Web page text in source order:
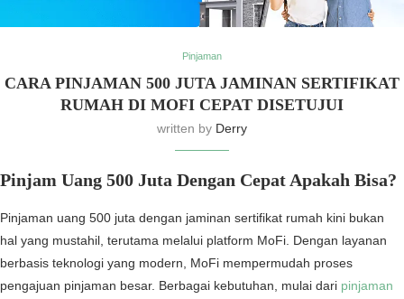
Pinjaman
CARA PINJAMAN 500 JUTA JAMINAN SERTIFIKAT
RUMAH DI MOFI CEPAT DISETUJUI
written by Derry
Pinjam Uang 500 Juta Dengan Cepat Apakah Bisa?
Pinjaman uang 500 juta dengan jaminan sertifikat rumah kini bukan
hal yang mustahil, terutama melalui platform MoFi. Dengan layanan
berbasis teknologi yang modern, MoFi mempermudah proses
pengajuan pinjaman besar. Berbagai kebutuhan, mulai dari pinjaman